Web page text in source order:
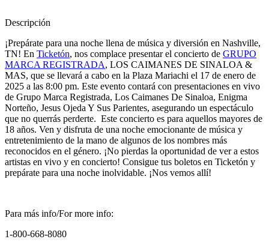
Descripción
¡Prepárate para una noche llena de música y diversión en Nashville,
TN! En Ticketón, nos complace presentar el concierto de GRUPO
MARCA REGISTRADA, LOS CAIMANES DE SINALOA &
MAS, que se llevará a cabo en la Plaza Mariachi el 17 de enero de
2025 a las 8:00 pm. Este evento contará con presentaciones en vivo
de Grupo Marca Registrada, Los Caimanes De Sinaloa, Enigma
Norteño, Jesus Ojeda Y Sus Parientes, asegurando un espectáculo
que no querrás perderte. Este concierto es para aquellos mayores de
18 años. Ven y disfruta de una noche emocionante de música y
entretenimiento de la mano de algunos de los nombres más
reconocidos en el género. ¡No pierdas la oportunidad de ver a estos
artistas en vivo y en concierto! Consigue tus boletos en Ticketón y
prepárate para una noche inolvidable. ¡Nos vemos allí!
Para más info/For more info:
1-800-668-8080